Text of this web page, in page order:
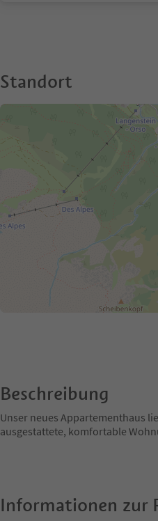
Standort
Beschreibung
Unser neues Appartementhaus
ausgestattete, komfortable
Informationen zur